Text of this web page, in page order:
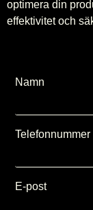
optimera din
effektivitet och
Namn
Telefonnummer
E-post